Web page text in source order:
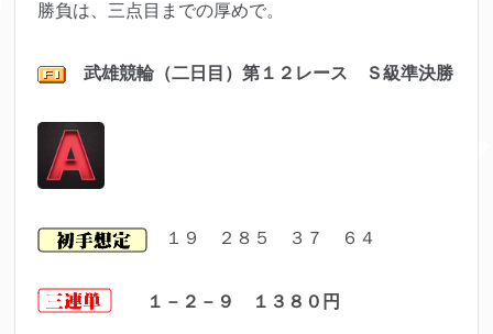
勝負は、三点目までの厚めで。
武雄競輪（二日目）第１２ レース Ｓ級準決勝
１９ ２８５ ３７ ６４
１－２－９ １３８０円